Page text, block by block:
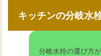
キッチンの分岐水
分岐水栓の選び方